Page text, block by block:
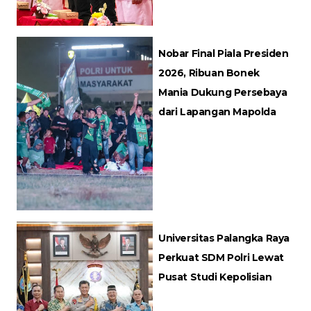
Nobar Final Piala Presiden
2026, Ribuan Bonek
Mania Dukung Persebaya
dari Lapangan Mapolda
Universitas Palangka Raya
Perkuat SDM Polri Lewat
Pusat Studi Kepolisian